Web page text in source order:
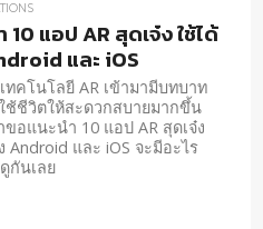
10 แอป AR สุดเจ๋ง ใช้ได้
และ iOS
ทคโนโลยี AR เข้ามามีบทบาท
ช้ชีวิตให้สะดวกสบายมากขึ้น
ขอแนะนำ 10 แอป AR สุดเจ๋ง
Android และ iOS จะมีอะไร
กันเลย